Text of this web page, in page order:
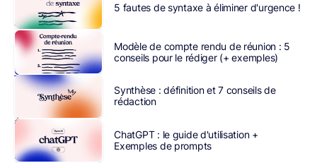
rapport
The
Radicati
Group,
spécialisé
études
marché.
5 fautes de syntaxe à éliminer d'urgence !
Modèle de compte rendu de réunion : 5
conseils pour le rédiger (+ exemples)
Synthèse : définition et 7 conseils de
rédaction
ChatGPT : le guide d'utilisation +
Exemples de prompts